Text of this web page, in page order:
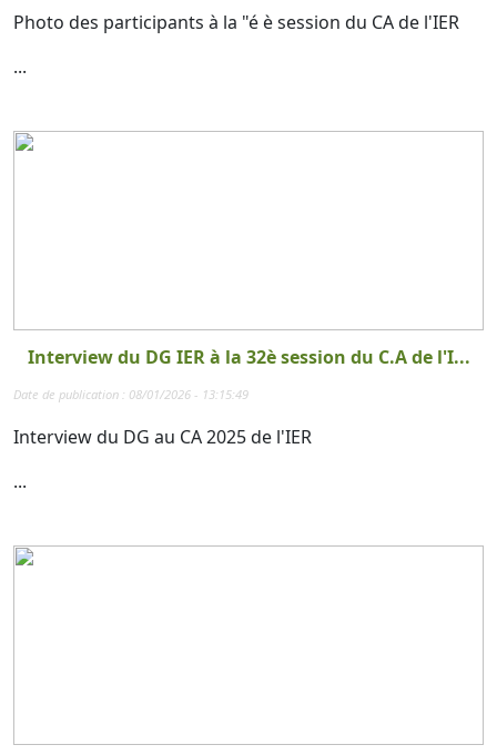
Photo des participants à la "é è session du CA de l'IER
...
Interview du DG IER à la 32è session du C.A de l'I...
Date de publication : 08/01/2026 - 13:15:49
Interview du DG au CA 2025 de l'IER
...